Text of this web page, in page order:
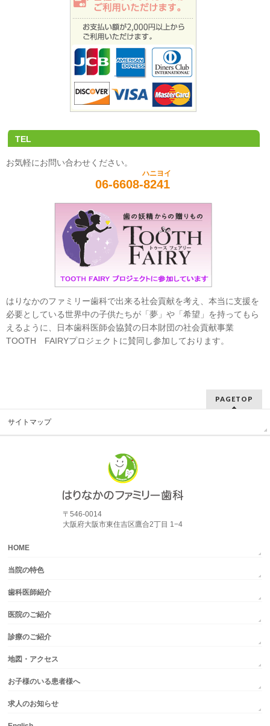
TEL
お気軽にお問い合わせください。
06-6608-8241
ハニヨイ
はりなかのファミリー歯科で出来る社会貢献を考え、本当に支援を
必要としている世界中の子供たちが「夢」や「希望」を持ってもら
えるように、日本歯科医師会協賛の日本財団の社会貢献事業
TOOTH FAIRYプロジェクトに賛同し参加しております。
PAGETOP
サイトマップ
〒546-0014
大阪府大阪市東住吉区鷹合2丁目 1−4
HOME
当院の特色
歯科医師紹介
医院のご紹介
診療のご紹介
地図・アクセス
お子様のいる患者様へ
求人のお知らせ